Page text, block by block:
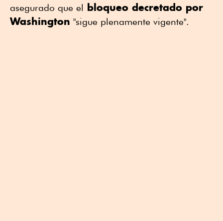
asegurado que el bloqueo decretado por
Washington "sigue plenamente vigente".